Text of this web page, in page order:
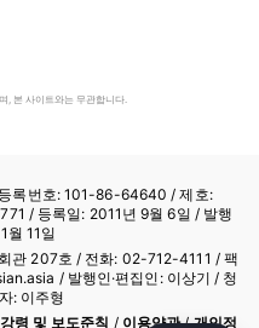
, 본 사이트와는 무관합니다.
록번호: 101-86-64640 / 제호:
/ 등록일: 2011년 9월 6일 / 발행
월 11일
관 207호 / 전화: 02-712-4111 / 팩
/ 발행인·편집인: 이상기 / 청
: 이주형
령 및 보도준칙 / 이용약관/개인정